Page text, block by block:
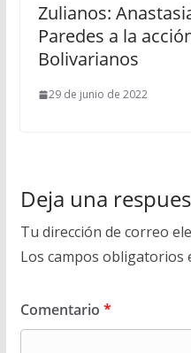
Zulianos:
Paredes a la
Bolivarianos
29 de junio de 2022
Deja una
Tu dirección de correo
Los campos obligatorios
Comentario *